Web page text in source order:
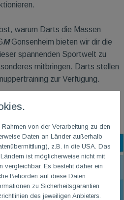
warum Darts die Massen
MGonsenheim bieten wir dir die
spannenden Sportwelt zu
mitbringen. Darts stellen
zur Verfügung.
von der Verarbeitung zu den
Daten an Länder außerhalb
z.B. in die USA. Das
ist möglicherweise nicht mit
vergleichbar. Es besteht daher ein
Behörden auf diese Daten
zu Sicherheitsgarantien
des jeweiligen Anbieters.